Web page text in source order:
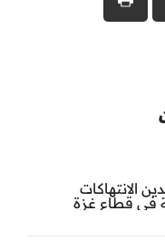
الانتهاكات
في قطاع غزة